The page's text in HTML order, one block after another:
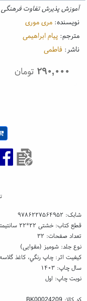
آموزش پذیرش تفاوت فرهنگی
نویسنده: مری موری
مترجم: پیام ابراهیمی
ناشر: فاطمی
۲۹۰,۰۰۰ تومان
شابک: ۹۷۸۶۲۲۷۵۶۴۹۵۲
قطع کتاب: خشتی ۲۲*۲۲ سانتیمتر
تعداد صفحات: ۳۲
نوع جلد: شومیز (مقوایی)
کیفیت اثر: چاپ رنگي، کاغذ
سال چاپ: ۱۴۰۳
نوبت چاپ: اول
کد کالا: BK00024209